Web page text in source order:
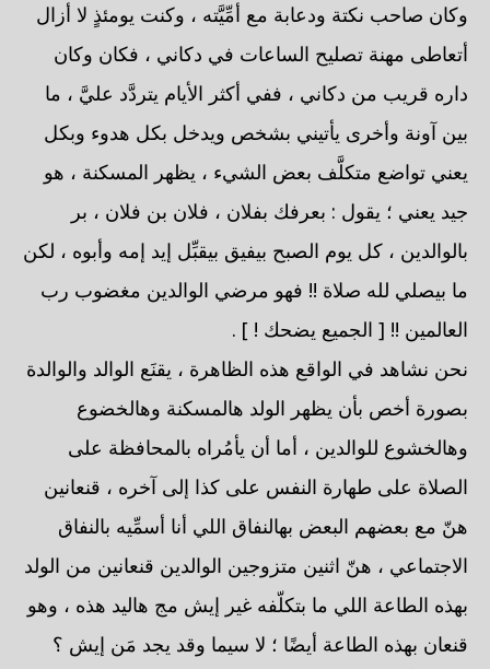
وكان صاحب نكتة ودعابة مع أمِّيَّته ، وكنت يومئذٍ لا أزال
أتعاطى مهنة تصليح الساعات في دكاني ، فكان وكان
داره قريب من دكاني ، ففي أكثر الأيام يتردَّد عليَّ ، ما
بين آونة وأخرى يأتيني بشخص ويدخل بكل هدوء وبكل
يعني تواضع متكلَّف بعض الشيء ، يظهر المسكنة ، هو
جيد يعني ؛ يقول : بعرفك بفلان ، فلان بن فلان ، بر
بالوالدين ، كل يوم الصبح بيفيق بيقبِّل إيد إمه وأبوه ، لكن
ما بيصلي لله صلاة !! فهو مرضي الوالدين مغضوب رب
العالمين !! [ الجميع يضحك ! ] .
نحن نشاهد في الواقع هذه الظاهرة ، يقنَع الوالد والوالدة
بصورة أخص بأن يظهر الولد هالمسكنة وهالخضوع
وهالخشوع للوالدين ، أما أن يأمُراه بالمحافظة على
الصلاة على طهارة النفس على كذا إلى آخره ، قنعانين
هنّ مع بعضهم البعض بهالنفاق اللي أنا أسمِّيه بالنفاق
الاجتماعي ، هنّ اثنين متزوجين الوالدين قنعانين من الولد
بهذه الطاعة اللي ما بتكلّفه غير إيش مج هاليد هذه ، وهو
قنعان بهذه الطاعة أيضًا ؛ لا سيما وقد يجد مَن إيش ؟